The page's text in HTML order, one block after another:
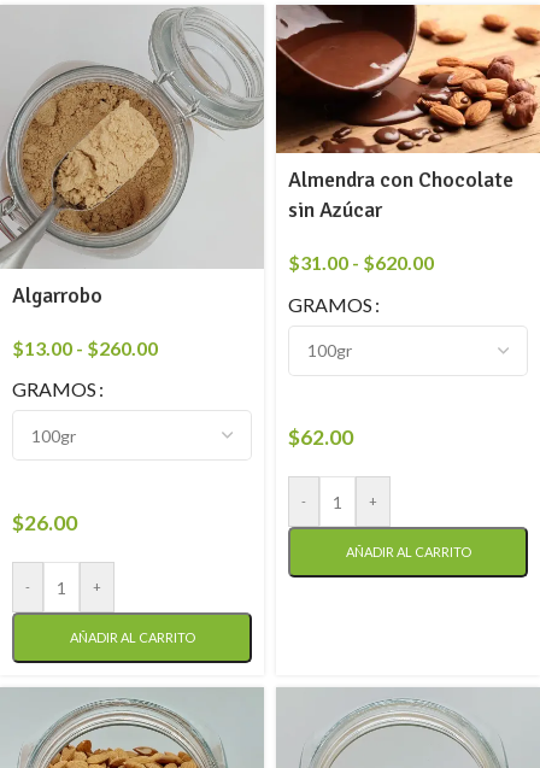
Algarrobo
$13.00 - $260.00
GRAMOS
$26.00
- +
AÑADIR AL CARRITO
Almendra con Chocolate
sin Azúcar
$31.00 - $620.00
GRAMOS
$62.00
- +
AÑADIR AL CARRITO